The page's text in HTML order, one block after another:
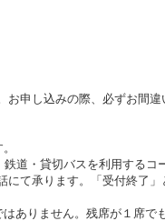
申し込みの際、必ずお間
道・貸切バスを利用するコ
て承ります。「受付終了
ありません。残席が１席で